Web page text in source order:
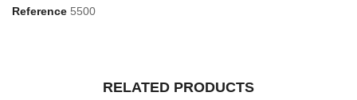
Reference 5500
RELATED PRODUCTS